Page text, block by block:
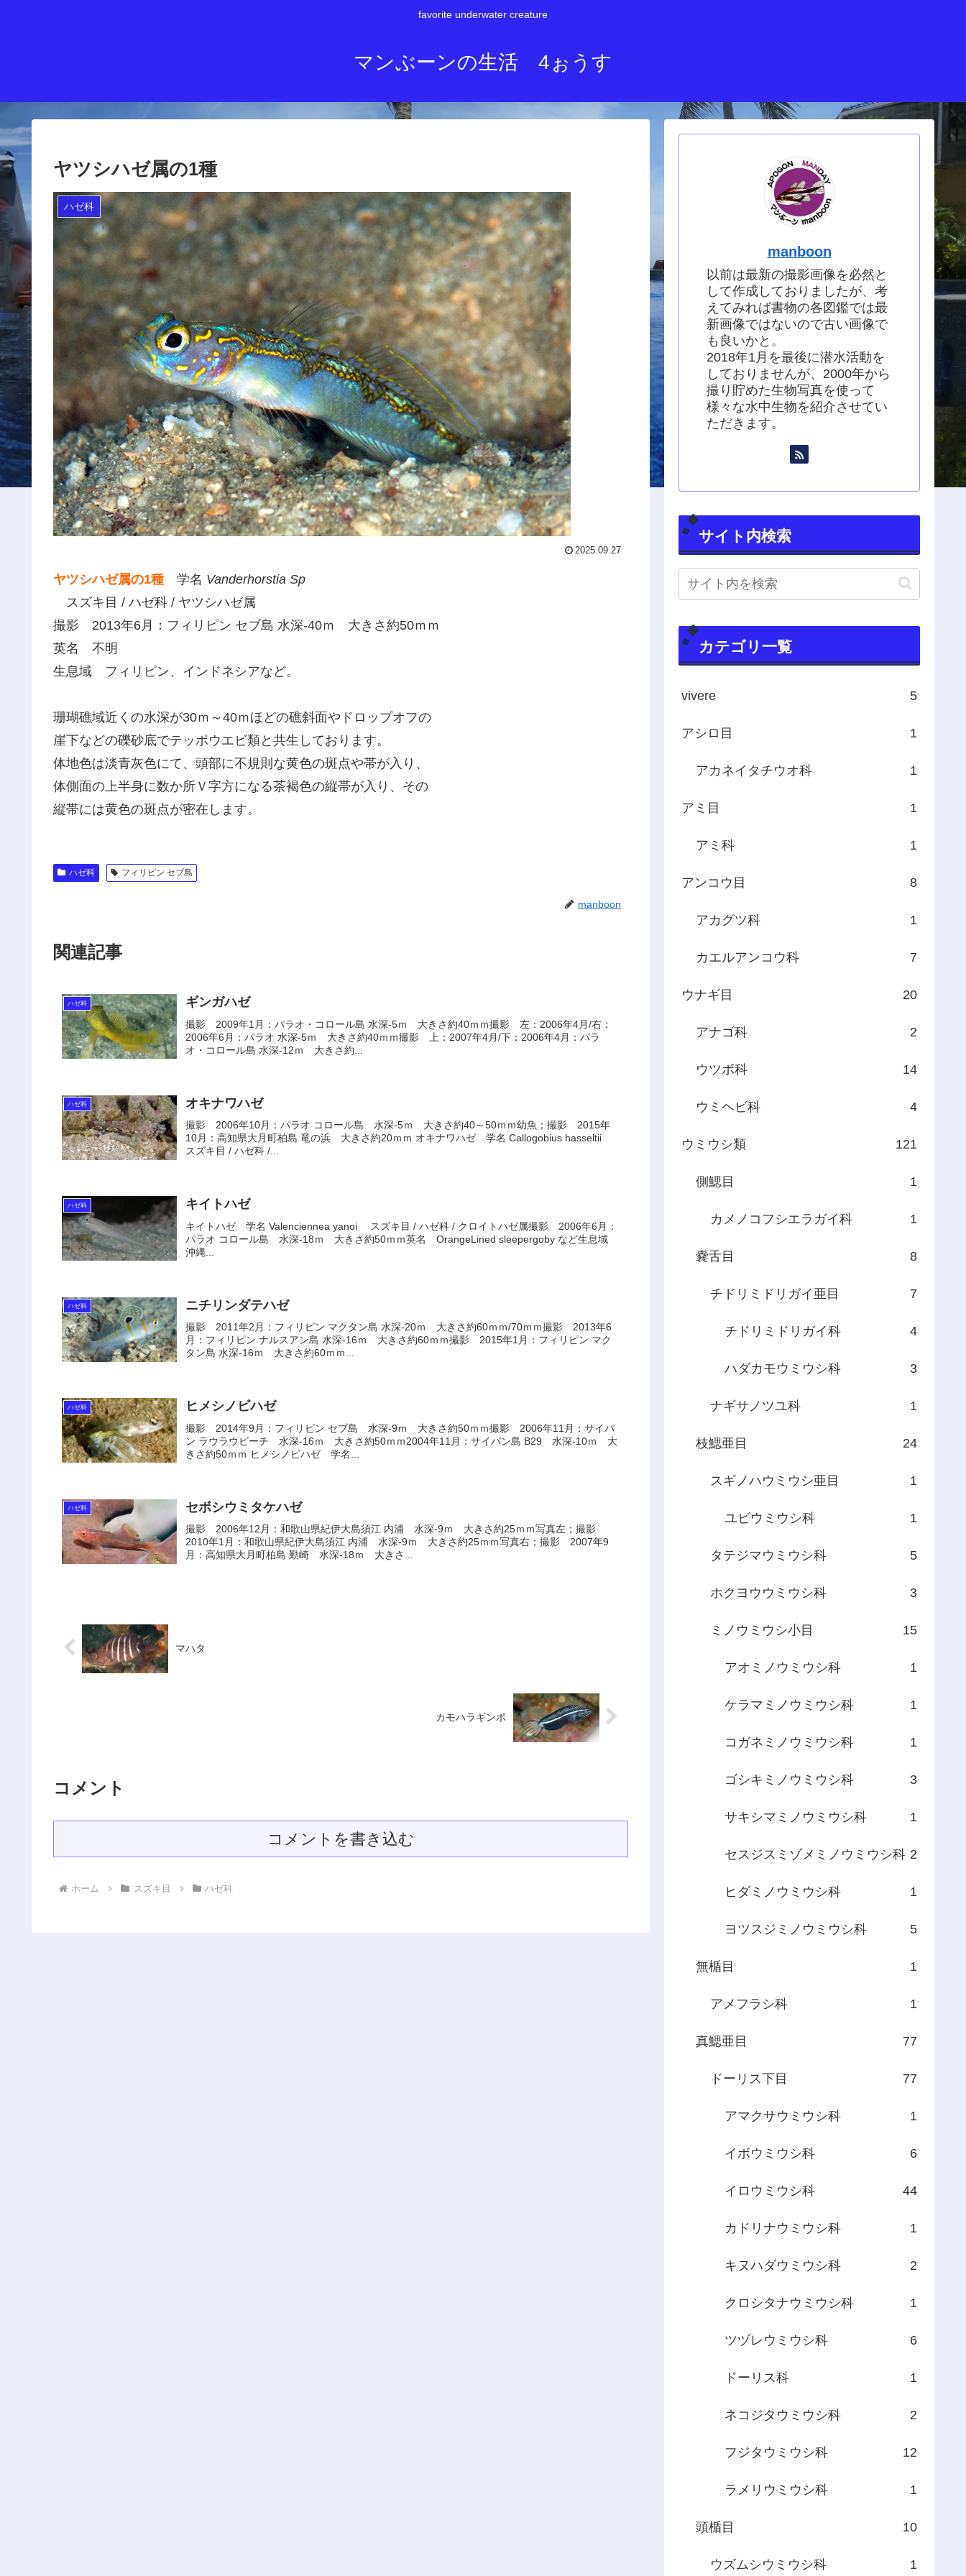
favorite underwater creature
マンぶーンの生活 4ぉうす
ヤツシハゼ属の1種
ハゼ科
2025.09.27
ヤツシハゼ属の1種 学名 Vanderhorstia Sp
スズキ目 / ハゼ科 / ヤツシハゼ属
撮影 2013年6月：フィリピン セブ島 水深-40ｍ 大きさ約50ｍｍ
英名 不明
生息域 フィリピン、インドネシアなど。
珊瑚礁域近くの水深が30ｍ～40ｍほどの礁斜面やドロップオフの
崖下などの礫砂底でテッポウエビ類と共生しております。
体地色は淡青灰色にて、頭部に不規則な黄色の斑点や帯が入り、
体側面の上半身に数か所Ｖ字方になる茶褐色の縦帯が入り、その
縦帯には黄色の斑点が密在します。
ハゼ科 フィリピン セブ島
manboon
関連記事
ハゼ科 ギンガハゼ
撮影 2009年1月：パラオ・コロール島 水深-5ｍ 大きさ約40ｍｍ撮影 左：2006年4月/右：
2006年6月：パラオ 水深-5ｍ 大きさ約40ｍｍ撮影 上：2007年4月/下：2006年4月：パラ
オ・コロール島 水深-12ｍ 大きさ約...
ハゼ科 オキナワハゼ
撮影 2006年10月：パラオ コロール島 水深-5ｍ 大きさ約40～50ｍｍ幼魚；撮影 2015年
10月：高知県大月町柏島 竜の浜 大きさ約20ｍｍ オキナワハゼ 学名 Callogobius hasseltii
スズキ目 / ハゼ科 /...
ハゼ科 キイトハゼ
キイトハゼ 学名 Valenciennea yanoi スズキ目 / ハゼ科 / クロイトハゼ属撮影 2006年6月：
パラオ コロール島 水深-18ｍ 大きさ約50ｍｍ英名 OrangeLined sleepergoby など生息域
沖縄...
ハゼ科 ニチリンダテハゼ
撮影 2011年2月：フィリピン マクタン島 水深-20ｍ 大きさ約60ｍｍ/70ｍｍ撮影 2013年6
月：フィリピン ナルスアン島 水深-16ｍ 大きさ約60ｍｍ撮影 2015年1月：フィリピン マク
タン島 水深-16ｍ 大きさ約60ｍｍ...
ハゼ科 ヒメシノビハゼ
撮影 2014年9月：フィリピン セブ島 水深-9ｍ 大きさ約50ｍｍ撮影 2006年11月：サイパ
ン ラウラウビーチ 水深-16ｍ 大きさ約50ｍｍ2004年11月：サイパン島 B29 水深-10ｍ 大
きさ約50ｍｍ ヒメシノビハゼ 学名...
ハゼ科 セボシウミタケハゼ
撮影 2006年12月：和歌山県紀伊大島須江 内浦 水深-9ｍ 大きさ約25ｍｍ写真左；撮影
2010年1月：和歌山県紀伊大島須江 内浦 水深-9ｍ 大きさ約25ｍｍ写真右；撮影 2007年9
月：高知県大月町柏島 勤崎 水深-18ｍ 大きさ...
マハタ
カモハラギンポ
コメント
コメントを書き込む
ホーム スズキ目 ハゼ科
manboon
以前は最新の撮影画像を必然と
して作成しておりましたが、考
えてみれば書物の各図鑑では最
新画像ではないので古い画像で
も良いかと。
2018年1月を最後に潜水活動を
しておりませんが、2000年から
撮り貯めた生物写真を使って
様々な水中生物を紹介させてい
ただきます。
サイト内検索
カテゴリ一覧
vivere 5
アシロ目 1
アカネイタチウオ科 1
アミ目 1
アミ科 1
アンコウ目 8
アカグツ科 1
カエルアンコウ科 7
ウナギ目 20
アナゴ科 2
ウツボ科 14
ウミヘビ科 4
ウミウシ類 121
側鰓目 1
カメノコフシエラガイ科 1
嚢舌目 8
チドリミドリガイ亜目 7
チドリミドリガイ科 4
ハダカモウミウシ科 3
ナギサノツユ科 1
枝鰓亜目 24
スギノハウミウシ亜目 1
ユビウミウシ科 1
タテジマウミウシ科 5
ホクヨウウミウシ科 3
ミノウミウシ小目 15
アオミノウミウシ科 1
ケラマミノウミウシ科 1
コガネミノウミウシ科 1
ゴシキミノウミウシ科 3
サキシマミノウミウシ科 1
セスジスミゾメミノウミウシ科 2
ヒダミノウミウシ科 1
ヨツスジミノウミウシ科 5
無楯目 1
アメフラシ科 1
真鰓亜目 77
ドーリス下目 77
アマクサウミウシ科 1
イボウミウシ科 6
イロウミウシ科 44
カドリナウミウシ科 1
キヌハダウミウシ科 2
クロシタナウミウシ科 1
ツヅレウミウシ科 6
ドーリス科 1
ネコジタウミウシ科 2
フジタウミウシ科 12
ラメリウミウシ科 1
頭楯目 10
ウズムシウミウシ科 1